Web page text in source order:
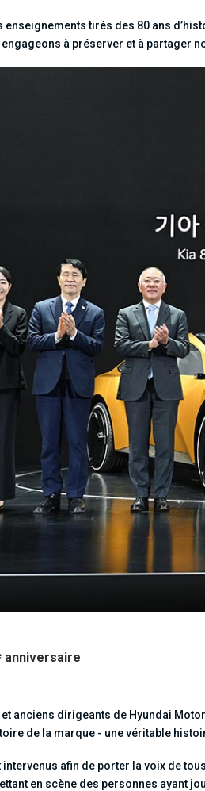
enseignements tirés des 80 ans
à préserver et à partager
anniversaire
anciens dirigeants de Hyundai
de la marque - une véritable
intervenus afin de porter la voix de
en scène des personnes ayant